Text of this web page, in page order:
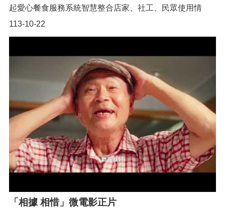
113-10-22
起愛心餐食服務系統智慧整合店家、社工、民眾使用情
境，參考時下行動支付付款功能，由社工評估派發點數，
市「安心點」愛心店家共計262家，其中包含連鎖餐飲業
「八方雲集連鎖餐飲集團」、「揚秦國際企業(麥味登)」、
「青青格麗絲莊園」、「拉亞漢堡」)、麵包坊、早餐店、
小吃店、便當店等在地各餐飲業者。有意願加入本市「安
心點」愛心店家者可至桃園愛心餐食服務「安心點」網站
進行店家註冊，或洽本局社會救助科03-3322101分機
6402-6407諮詢。
「相據 相惜」微電影正片